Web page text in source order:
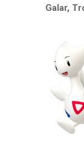
Galar,